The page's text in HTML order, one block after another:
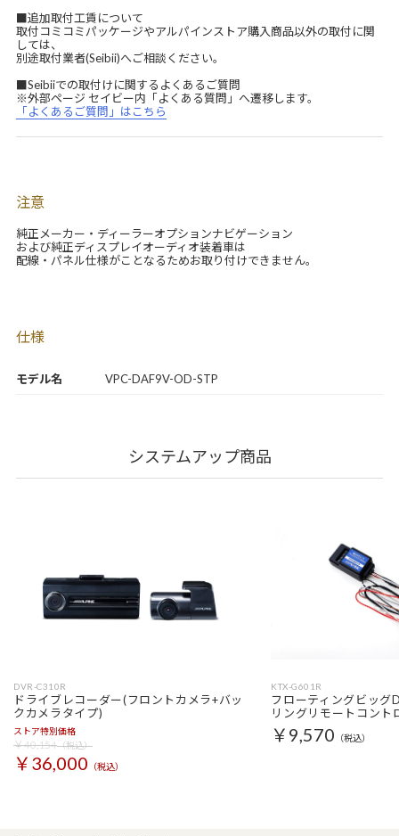
モデル名 VPC-DAF9V-OD-STP
■追加取付工賃について
取付コミコミパッケージやアルパインストア購入商品以外の取付に関
しては、
別途取付業者(Seibii)へご相談ください。
■Seibiiでの取付けに関するよくあるご質問
※外部ページ セイビー内「よくある質問」へ遷移します。
「よくあるご質問」はこちら
注意
純正メーカー・ディーラーオプションナビゲーション
および純正ディスプレイオーディオ装着車は
配線・パネル仕様がことなるためお取り付けできません。
仕様
システムアップ商品
DVR-C310R
ドライブレコーダー(フロントカメラ+バッ
クカメラタイプ)
ストア特別価格
￥40,154（税込）
￥36,000 （税込）
KTX-G601R
フローティングビッグ
リングリモートコント
￥9,570 （税込）